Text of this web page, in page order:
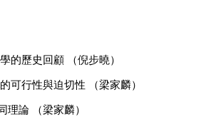
的歷史回顧 （倪步曉）
可行性與迫切性 （梁家麟）
理論 （梁家麟）